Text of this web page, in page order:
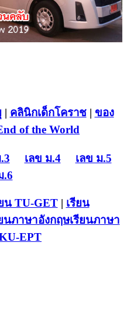
| คลินิกเด็กโคราช| ของ
of the World
เลข ม.4
เลข ม.5
.6
น TU-GET| เรียน
นภาษาอังกฤษเรียนภาษา
EPT